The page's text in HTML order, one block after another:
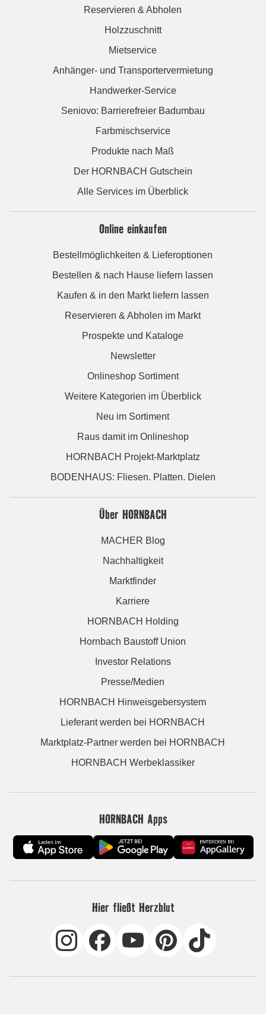
Reservieren & Abholen
Holzzuschnitt
Mietservice
Anhänger- und Transportervermietung
Handwerker-Service
Seniovo: Barrierefreier Badumbau
Farbmischservice
Produkte nach Maß
Der HORNBACH Gutschein
Alle Services im Überblick
Online einkaufen
Bestellmöglichkeiten & Lieferoptionen
Bestellen & nach Hause liefern lassen
Kaufen & in den Markt liefern lassen
Reservieren & Abholen im Markt
Prospekte und Kataloge
Newsletter
Onlineshop Sortiment
Weitere Kategorien im Überblick
Neu im Sortiment
Raus damit im Onlineshop
HORNBACH Projekt-Marktplatz
BODENHAUS: Fliesen. Platten. Dielen
Über HORNBACH
MACHER Blog
Nachhaltigkeit
Marktfinder
Karriere
HORNBACH Holding
Hornbach Baustoff Union
Investor Relations
Presse/Medien
HORNBACH Hinweisgebersystem
Lieferant werden bei HORNBACH
Marktplatz-Partner werden bei HORNBACH
HORNBACH Werbeklassiker
HORNBACH Apps
Hier fließt Herzblut